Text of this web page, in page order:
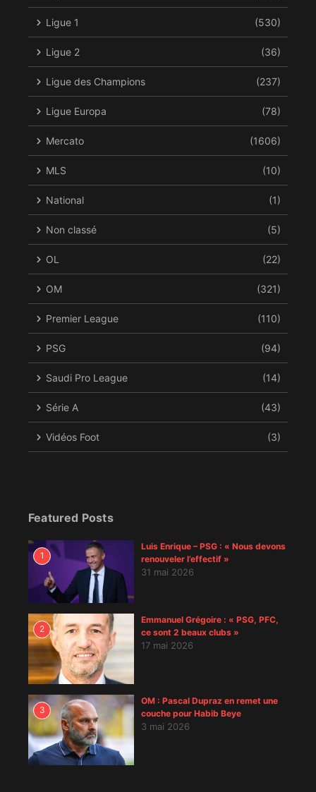
Ligue 1 (530)
Ligue 2 (36)
Ligue des Champions (237)
Ligue Europa (78)
Mercato (1606)
MLS (10)
National (1)
Non classé (5)
OL (22)
OM (321)
Premier League (110)
PSG (94)
Saudi Pro League (14)
Série A (43)
Vidéos Foot (3)
Featured Posts
1
Luis Enrique – PSG : « Nous devons
renouveler l’effectif »
31 mai 2026
2
Emmanuel Grégoire : « PSG, PFC,
ce sont 2 beaux clubs »
17 mai 2026
3
OM : Pascal Dupraz en remet une
couche pour Habib Beye
3 mai 2026